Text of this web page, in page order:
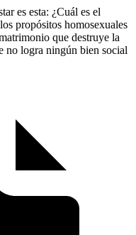
es esta: ¿Cuál es el
propósitos homosexuales
que destruye la
no logra ningún bien social